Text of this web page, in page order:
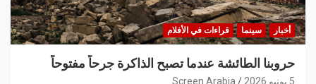
أخبار سينما قراءات في الأفلام
حروبنا الطائشة عندما تصبح الذاكرة جرحاً مفتوحاً
5 يونيو 2026 Screen Arabia